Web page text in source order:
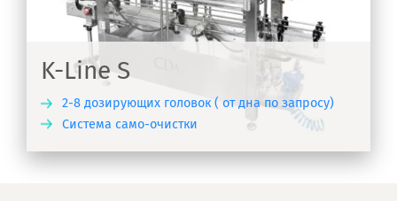
K-Line S
2-8 дозирующих головок ( от дна по запросу)
Система само-очистки